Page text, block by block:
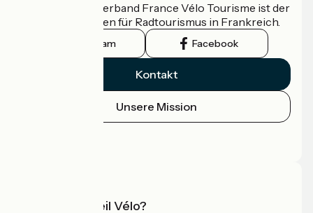
Der nationale Verband France Vélo Tourisme ist der
offizielle Leitfaden für Radtourismus in Frankreich.
Instagram Facebook
Kontakt
Unsere Mission
Was ist Accueil Vélo?